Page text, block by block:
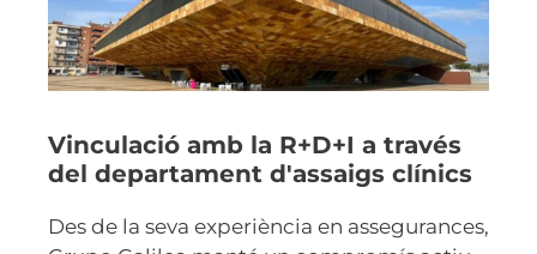
Vinculació amb la R+D+I a través
del departament d'assaigs clínics
Des de la seva experiència en assegurances,